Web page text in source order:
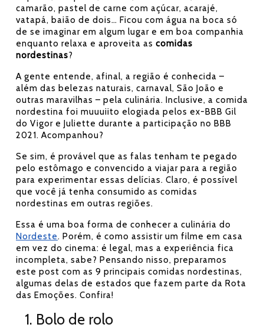
camarão, pastel de carne com açúcar, acarajé,
vatapá, baião de dois… Ficou com água na boca só
de se imaginar em algum lugar e em boa companhia
enquanto relaxa e aproveita as comidas
nordestinas?
A gente entende, afinal, a região é conhecida –
além das belezas naturais, carnaval, São João e
outras maravilhas – pela culinária. Inclusive, a comida
nordestina foi muuuiito elogiada pelos ex-BBB Gil
do Vigor e Juliette durante a participação no BBB
2021. Acompanhou?
Se sim, é provável que as falas tenham te pegado
pelo estômago e convencido a viajar para a região
para experimentar essas delícias. Claro, é possível
que você já tenha consumido as comidas
nordestinas em outras regiões.
Essa é uma boa forma de conhecer a culinária do
Nordeste. Porém, é como assistir um filme em casa
em vez do cinema: é legal, mas a experiência fica
incompleta, sabe? Pensando nisso, preparamos
este post com as 9 principais comidas nordestinas,
algumas delas de estados que fazem parte da Rota
das Emoções. Confira!
1. Bolo de rolo